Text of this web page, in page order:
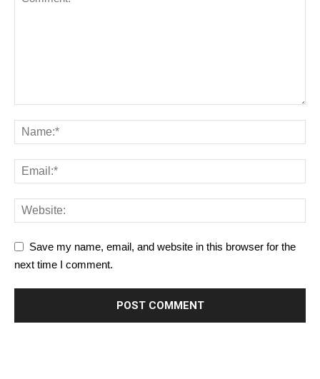
Save my name, email, and website in this browser for the
next time I comment.